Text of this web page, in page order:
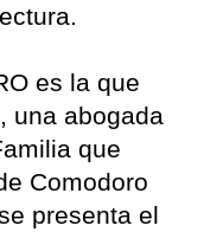
es la que
, una abogada
que
Comodoro
presenta el